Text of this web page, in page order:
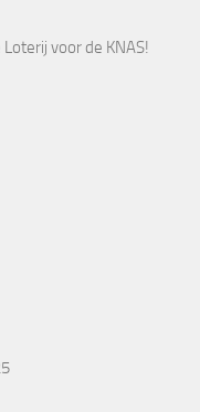
voor de KNAS!